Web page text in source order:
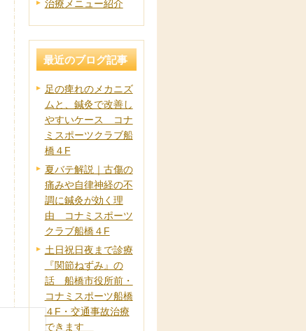
治療メニュー紹介
最近のブログ記事
足の痺れのメカニズ
ムと、鍼灸で改善し
やすいケース コナ
ミスポーツクラブ船
橋４F
夏バテ解説｜古傷の
痛みや自律神経の不
調に鍼灸が効く理
由 コナミスポーツ
クラブ船橋４F
土日祝日夜まで診療
『関節ねずみ』の
話 船橋市役所前・
コナミスポーツ船橋
４F・交通事故治療
できます